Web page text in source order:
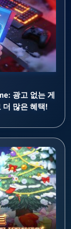
광고 없는 게
더 많은 혜택!